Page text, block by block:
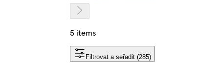
5 items
Filtrovat a seřadit (285)